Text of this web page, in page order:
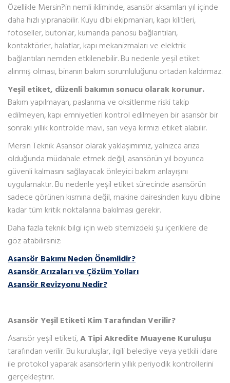
Özellikle Mersin?in nemli ikliminde, asansör aksamları yıl içinde
daha hızlı yıpranabilir. Kuyu dibi ekipmanları, kapı kilitleri,
fotoseller, butonlar, kumanda panosu bağlantıları,
kontaktörler, halatlar, kapı mekanizmaları ve elektrik
bağlantıları nemden etkilenebilir. Bu nedenle yeşil etiket
alınmış olması, binanın bakım sorumluluğunu ortadan kaldırmaz.
Yeşil etiket, düzenli bakımın sonucu olarak korunur.
Bakım yapılmayan, paslanma ve oksitlenme riski takip
edilmeyen, kapı emniyetleri kontrol edilmeyen bir asansör bir
sonraki yıllık kontrolde mavi, sarı veya kırmızı etiket alabilir.
Mersin Teknik Asansör olarak yaklaşımımız, yalnızca arıza
olduğunda müdahale etmek değil; asansörün yıl boyunca
güvenli kalmasını sağlayacak önleyici bakım anlayışını
uygulamaktır. Bu nedenle yeşil etiket sürecinde asansörün
sadece görünen kısmına değil, makine dairesinden kuyu dibine
kadar tüm kritik noktalarına bakılması gerekir.
Daha fazla teknik bilgi için web sitemizdeki şu içeriklere de
göz atabilirsiniz:
Asansör Bakımı Neden Önemlidir?
Asansör Arızaları ve Çözüm Yolları
Asansör Revizyonu Nedir?
Asansör Yeşil Etiketi Kim Tarafından Verilir?
Asansör yeşil etiketi,A Tipi Akredite Muayene Kuruluşu
tarafından verilir. Bu kuruluşlar, ilgili belediye veya yetkili idare
ile protokol yaparak asansörlerin yıllık periyodik kontrollerini
gerçekleştirir.